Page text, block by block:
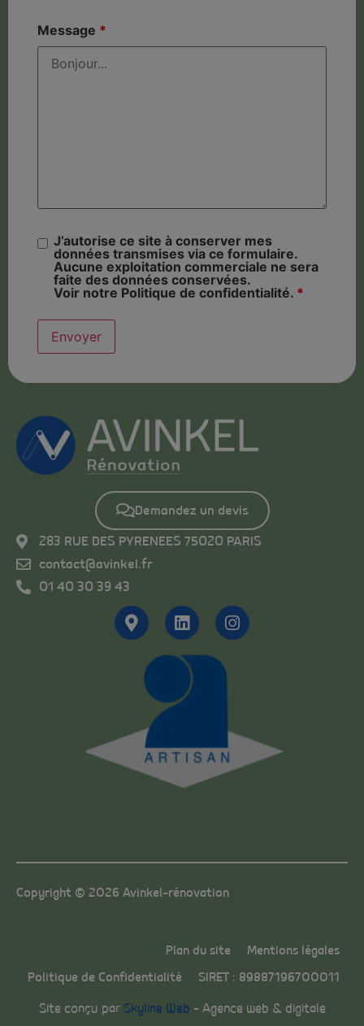
Message *
J’autorise ce site à conserver mes
données transmises via ce formulaire.
Aucune exploitation commerciale ne sera
faite des données conservées.
Voir notre Politique de confidentialité. *
Demandez un devis
283 RUE DES PYRENEES 75020 PARIS
contact@avinkel.fr
01 40 30 39 43
Copyright © 2026 Avinkel-rénovation
Plan du site
Mentions légales
Politique de Confidentialité
SIRET : 89887196700011
Site conçu par Skyline Web – Agence web & digitale